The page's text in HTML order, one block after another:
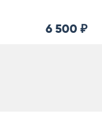
6 500 ₽